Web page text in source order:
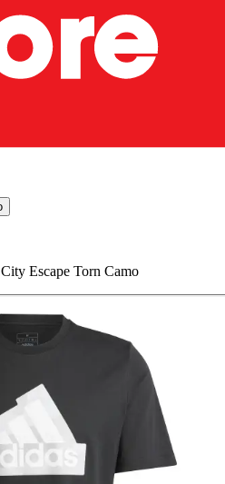
Escape Torn Camo